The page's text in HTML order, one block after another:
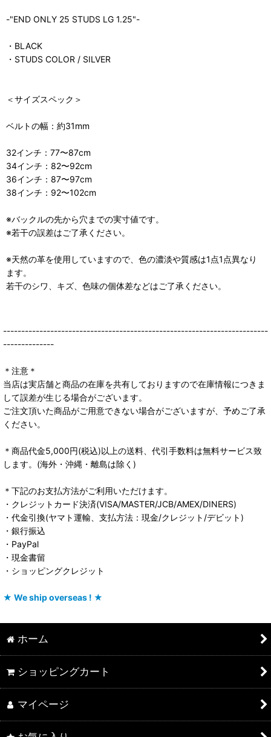
-"END ONLY 25 STUDS LG 1.25"-
・BLACK
・STUDS COLOR / SILVER
＜サイズスペック＞
ベルトの幅：約31mm
32インチ：77〜87cm
34インチ：82〜92cm
36インチ：87〜97cm
38インチ：92〜102cm
※バックルの先から穴までの実寸値です。
※若干の誤差はご了承ください。
※天然の革を使用していますので、色の濃淡や質感は1点1点異なり
ます。
若干のシワ、キズ、色味の個体差などはご了承ください。
-------------------------------------------------------------------------
--------------
＊注意＊
当店は実店舗と商品の在庫を共有しておりますので在庫情報につきま
して誤差が生じる場合がございます。
ご注文頂いた商品がご用意できない場合がございますが、予めご了承
ください。
＊商品代金5,000円(税込)以上の送料、代引手数料は無料サービス致
します。(海外・沖縄・離島は除く)
＊下記のお支払方法がご利用いただけます。
・クレジットカード決済(VISA/MASTER/JCB/AMEX/DINERS)
・代金引換(ヤマト運輸、支払方法：現金/クレジット/デビット)
・銀行振込
・PayPal
・現金書留
・ショッピングクレジット
★ We ship overseas ! ★
ホーム
ショッピングカート
マイページ